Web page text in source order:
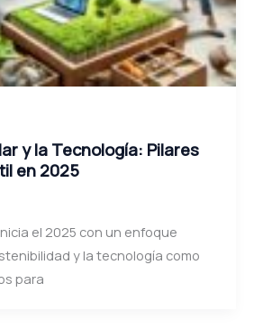
y la Tecnología: Pilares
en 2025
el 2025 con un enfoque
y la tecnología como
para